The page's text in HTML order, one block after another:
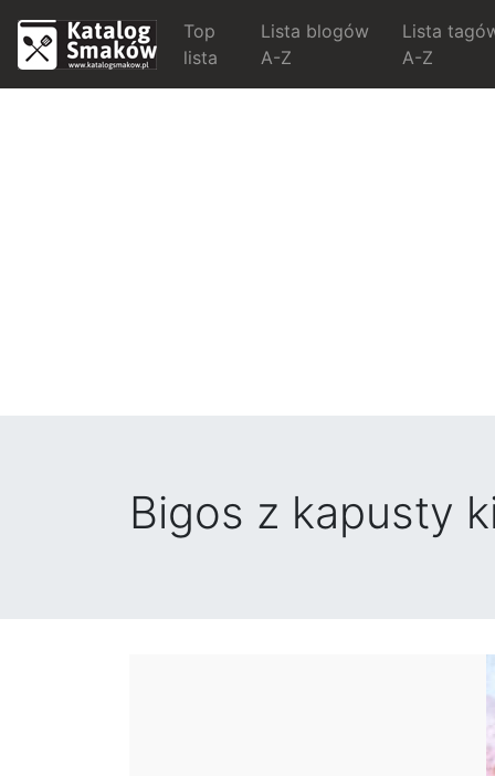
Top
lista
Lista blogów
A-Z
Lista
A-Z
Bigos z kapusty